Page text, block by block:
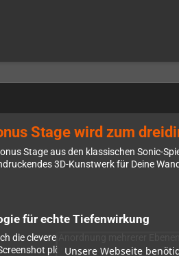
Unsere Webseite
Stage wird zum
Stage aus den klassischen Sonic-
3D-Kunstwerk für Deine
für echte Tiefenwirkung
die clevere Anordnung mehrerer
plötzlich einen modernen